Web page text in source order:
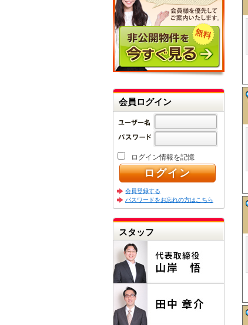
会員ログイン
ログイン情報を記憶
会員登録する
パスワードをお忘れの方はこちら
スタッフ